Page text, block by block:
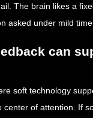
The brain likes a
asked under mild time
can
soft technology
center of attention. If